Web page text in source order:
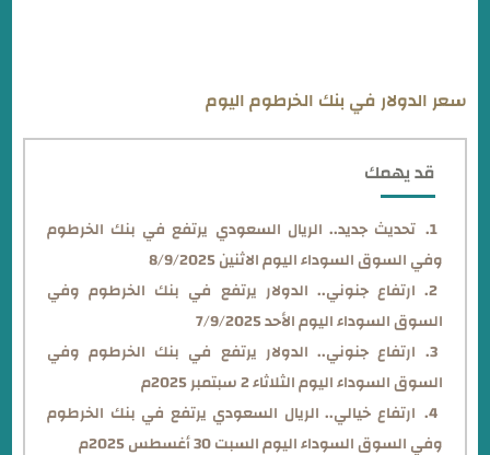
سعر الدولار في بنك الخرطوم اليوم
قد يهمك
تحديث جديد.. الريال السعودي يرتفع في بنك الخرطوم
وفي السوق السوداء اليوم الاثنين 8/9/2025
ارتفاع جنوني.. الدولار يرتفع في بنك الخرطوم وفي
السوق السوداء اليوم الأحد 7/9/2025
ارتفاع جنوني.. الدولار يرتفع في بنك الخرطوم وفي
السوق السوداء اليوم الثلاثاء 2 سبتمبر 2025م
ارتفاع خيالي.. الريال السعودي يرتفع في بنك الخرطوم
وفي السوق السوداء اليوم السبت 30 أغسطس 2025م